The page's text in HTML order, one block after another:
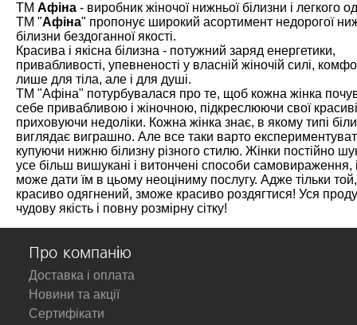
ТМ Афіна - виробник жіночої нижньої білизни і легкого
ТМ "Афіна" пропонує широкий асортимент недорогої
білизни бездоганної якості.
Красива і якісна білизна - потужний заряд енергетики,
привабливості, упевненості у власній жіночій силі,
лише для тіла, але і для душі.
ТМ "Афіна" потурбувалася про те, щоб кожна жінка
себе привабливою і жіночною, підкреслюючи свої
приховуючи недоліки. Кожна жінка знає, в якому типі
виглядає виграшно. Але все таки варто
купуючи нижню білизну різного стилю. Жінки постійно
усе більш вишукані і витончені способи самовираження,
може дати їм в цьому неоціниму послугу. Адже тільки
красиво одягнений, зможе красиво роздягтися! Уся
чудову якість і повну розмірну сітку!
Про компанію
Доставка і оплата
Новини та акції
Сертифікати